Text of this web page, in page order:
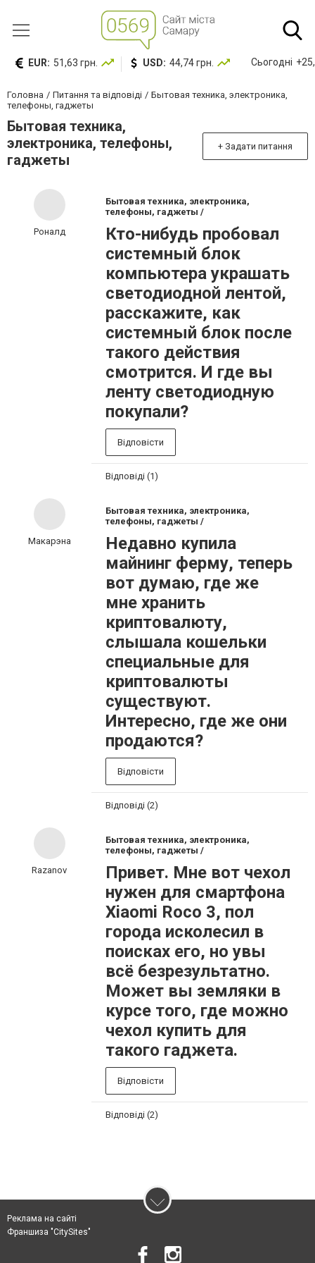
EUR: 51,63 грн. USD: 44,74 грн. Сьогодні
Головна Питання та відповіді
Бытовая техника, электроника,
телефоны, гаджеты
Бытовая техника,
электроника, телефоны,
гаджеты
+ Задати питання
Роналд
Бытовая техника, электроника,
телефоны, гаджеты /
Кто-нибудь пробовал
системный блок
компьютера украшать
светодиодной лентой,
расскажите, как
системный блок после
такого действия
смотрится. И где вы
ленту светодиодную
покупали?
Відповісти
Відповіді (1)
Макарэна
Бытовая техника, электроника,
телефоны, гаджеты /
Недавно купила
майнинг ферму, теперь
вот думаю, где же
мне хранить
криптовалюту,
слышала кошельки
специальные для
криптовалюты
существуют.
Интересно, где же они
продаются?
Відповісти
Відповіді (2)
Razanov
Бытовая техника, электроника,
телефоны, гаджеты /
Привет. Мне вот чехол
нужен для смартфона
Xiaomi Roco 3, пол
города исколесил в
поисках его, но увы
всё безрезультатно.
Может вы земляки в
курсе того, где можно
чехол купить для
такого гаджета.
Відповісти
Відповіді (2)
Реклама на сайті
Франшиза "CitySites"